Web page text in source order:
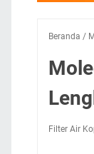
Beranda /
Filter Air